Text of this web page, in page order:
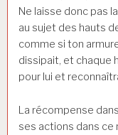
Ne laisse donc pas
au sujet des hauts
comme si ton
dissipait, et chaque
pour lui et
La récompense
ses actions dans